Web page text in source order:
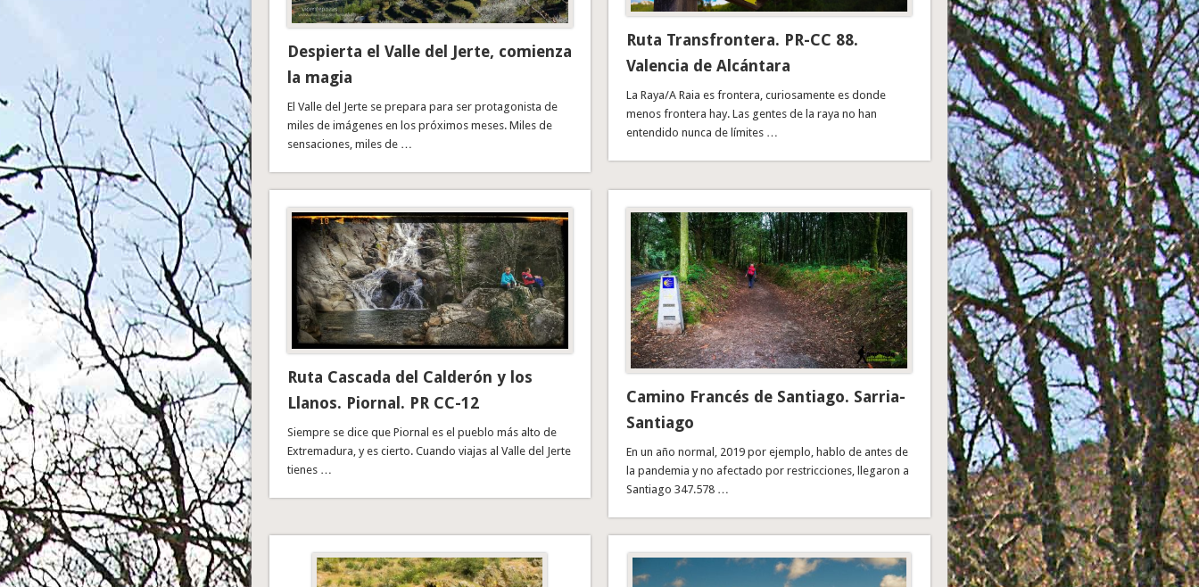
Despierta el Valle del Jerte, comienza
la magia
El Valle del Jerte se prepara para ser protagonista de
miles de imágenes en los próximos meses. Miles de
sensaciones, miles de …
Ruta Transfrontera. PR-CC 88.
Valencia de Alcántara
La Raya/A Raia es frontera, curiosamente es donde
menos frontera hay. Las gentes de la raya no han
entendido nunca de límites …
Ruta Cascada del Calderón y los
Llanos. Piornal. PR CC-12
Siempre se dice que Piornal es el pueblo más alto de
Extremadura, y es cierto. Cuando viajas al Valle del Jerte
tienes …
Camino Francés de Santiago. Sarria-
Santiago
En un año normal, 2019 por ejemplo, hablo de antes de
la pandemia y no afectado por restricciones, llegaron a
Santiago 347.578 …